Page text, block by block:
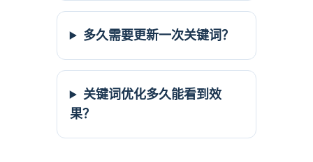
多久需要更新一次关键词？
关键词优化多久能看到效
果？